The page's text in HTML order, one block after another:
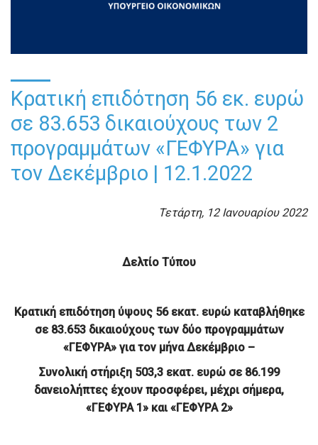
Κρατική επιδότηση 56 εκ. ευρώ
σε 83.653 δικαιούχους των 2
προγραμμάτων «ΓΕΦΥΡΑ» για
τον Δεκέμβριο | 12.1.2022
Τετάρτη, 12 Ιανουαρίου 2022
Δελτίο Τύπου
Κρατική επιδότηση ύψους 56 εκατ. ευρώ καταβλήθηκε
σε 83.653 δικαιούχους των δύο προγραμμάτων
«ΓΕΦΥΡΑ» για τον μήνα Δεκέμβριο –
Συνολική στήριξη 503,3 εκατ. ευρώ σε 86.199
δανειολήπτες έχουν προσφέρει, μέχρι σήμερα,
«ΓΕΦΥΡΑ 1» και «ΓΕΦΥΡΑ 2»